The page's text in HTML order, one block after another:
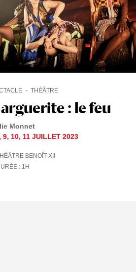
: le feu
THÉÂTRE
Monnet
,9, 10, 11 JUILLET 2023
BENOÎT-XII
: 1 H